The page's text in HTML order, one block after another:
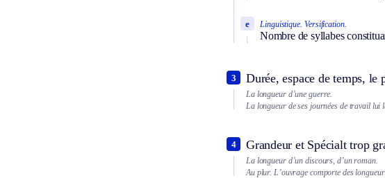
Linguistique. Versification.
Nombre de syllabes
e
Durée, espace de temps, le
3
La longueur d’une guerre.
La longueur de ses journées de travail lui
Grandeur et Spécialt trop
4
La longueur d’un discours, d’un roman.
Au plur. L’ouvrage comporte des